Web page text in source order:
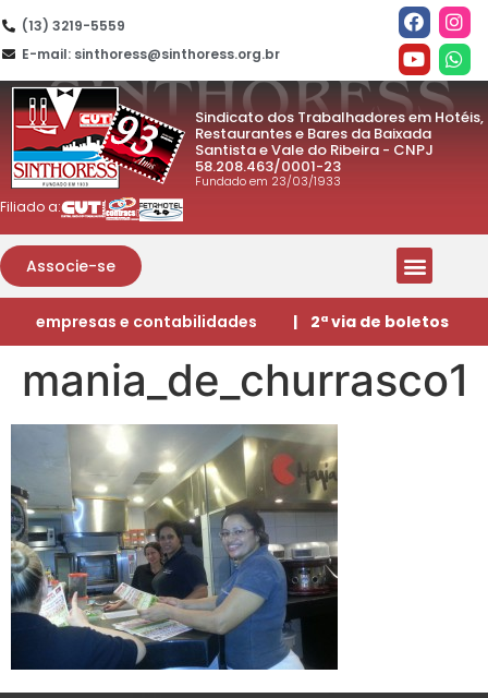
(13) 3219-5559
E-mail: sinthoress@sinthoress.org.br
Sindicato dos Trabalhadores em Hotéis,
Restaurantes e Bares da Baixada
Santista e Vale do Ribeira - CNPJ
58.208.463/0001-23
Fundado em 23/03/1933
Filiado a:
Associe-se
empresas e contabilidades | 2ª via de boletos
mania_de_churrasco1